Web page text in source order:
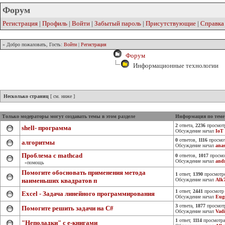
Форум
Регистрация | Профиль | Войти | Забытый пароль | Присутствующие | Справка
» Добро пожаловать, Гость: Войти | Регистрация
Форум
Информационные технологии
Несколько страниц [ см. ниже ]
Только модераторы могут создавать темы в этом разделе Информация по теме
shell- программа 2 ответа, 2236
Обсуждение начал IoT
алгоритмы 0 ответов, 1116
Обсуждение начал
Проблема с mathcad
»помощь
0 ответов, 1017
Обсуждение начал
Помогите обосновать применения метода
наименьших квадратов п
1 ответ, 1390
Обсуждение начал
Excel - Задача линейного программирования 1 ответ, 2441 просмотр
Обсуждение начал
Помогите решить задачи на С# 3 ответа, 1877
Обсуждение начал
"Неполадки" с е-книгами 1 ответ, 1114 просмотра